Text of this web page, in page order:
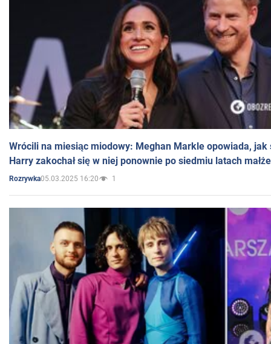
Wrócili na miesiąc miodowy: Meghan Markle opowiada, jak
Harry zakochał się w niej ponownie po siedmiu latach
Rozrywka05.03.2025 16:20 1